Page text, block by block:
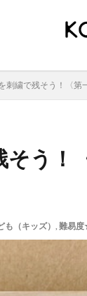
刺繍で残そう！〈第
う！
も（キッズ） , 難易